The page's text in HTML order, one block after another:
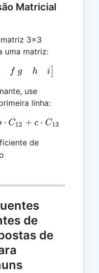
Matricial
3x3
uma matriz:
= \begin{bmatrix} a
f g h i
use
linha:
= a \cdot
⋅ C12 + c ⋅ C13
de
de
de